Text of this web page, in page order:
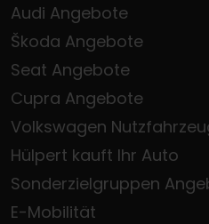
Audi Angebote
Škoda Angebote
Seat Angebote
Cupra Angebote
Volkswagen
Hülpert kauft Ihr Auto
Sonderzielgruppen
E-Mobilität